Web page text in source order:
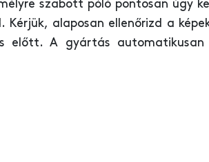
szabott póló pontosan úgy
Kérjük, alaposan ellenőrizd a
előtt. A gyártás automatikusan